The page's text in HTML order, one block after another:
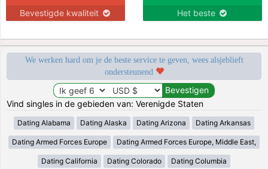
Bevestigde kwaliteit Het beste
We werken hard om je de beste service te geven, wees alsjeblieft
ondersteunend
Vind singles in de gebieden van: Verenigde Staten
Dating Alabama Dating Alaska Dating Arizona Dating Arkansas
Dating Armed Forces Europe Dating Armed Forces Europe, Middle East,
Dating California Dating Colorado Dating Columbia